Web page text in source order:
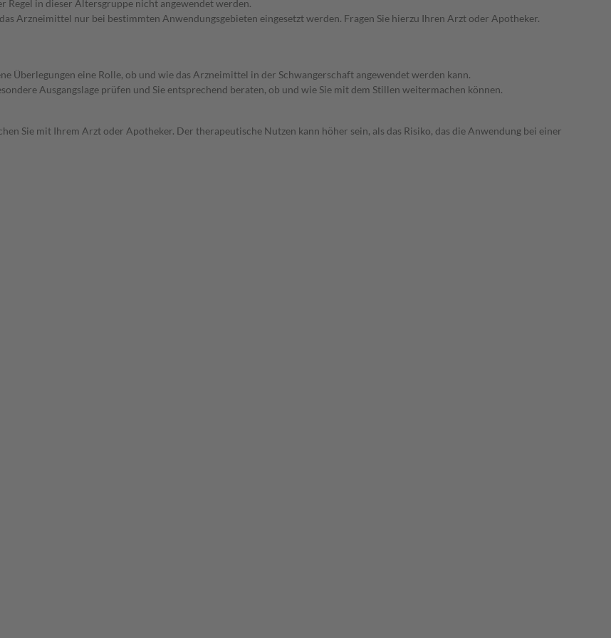
in dieser Altersgruppe nicht angewendet werden.
Arzneimittel nur bei bestimmten Anwendungsgebieten eingesetzt werden. Fragen Sie hierzu Ihren Arzt oder Apotheker.
Überlegungen eine Rolle, ob und wie das Arzneimittel in der Schwangerschaft angewendet werden kann.
Ausgangslage prüfen und Sie entsprechend beraten, ob und wie Sie mit dem Stillen weitermachen können.
Sie mit Ihrem Arzt oder Apotheker. Der therapeutische Nutzen kann höher sein, als das Risiko, das die Anwendung bei einer